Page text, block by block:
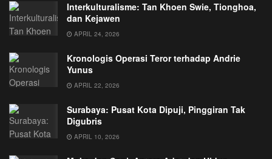
Interkulturalisme: Tan Khoen Swie, Tionghoa,
dan Kejawen
APRIL 24, 2026
Kronologis Operasi Teror terhadap Andrie
Yunus
APRIL 22, 2026
Surabaya: Pusat Kota Dipuji, Pinggiran Tak
Digubris
APRIL 10, 2026